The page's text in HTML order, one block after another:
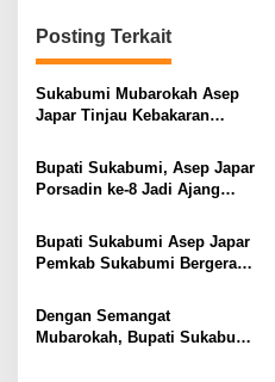
a
s
i
o
Posting Terkait
Sukabumi Mubarokah Asep
Japar Tinjau Kebakaran
Instruksikan Penanganan
Cepat
Bupati Sukabumi, Asep Japar
Porsadin ke-8 Jadi Ajang
Generasi Berkarakter
Bupati Sukabumi Asep Japar
Pemkab Sukabumi Bergerak
Kebakaran di Palabuhanratu
Dengan Semangat
Mubarokah, Bupati Sukabumi